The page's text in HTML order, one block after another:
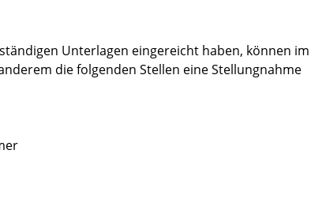
Unterlagen eingereicht haben, können im
die folgenden Stellen eine Stellungnahme